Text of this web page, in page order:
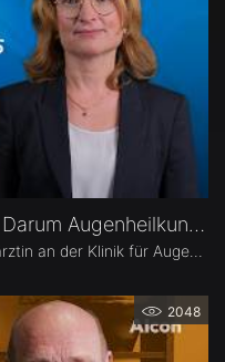
Prof. Dr. Swaantje Grisanti – Darum Augenheilkunde
2048